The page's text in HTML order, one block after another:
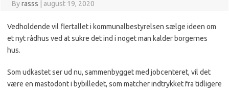
Byrasss august 19, 2020
Vedholdende vil flertallet i kommunalbestyrelsen sælge ideen om
et nyt rådhus ved at sukre det ind i noget man kalder borgernes
hus.
Som udkastet ser ud nu, sammenbygget med jobcenteret, vil det
være en mastodont i bybilledet, som matcher indtrykket fra tidligere